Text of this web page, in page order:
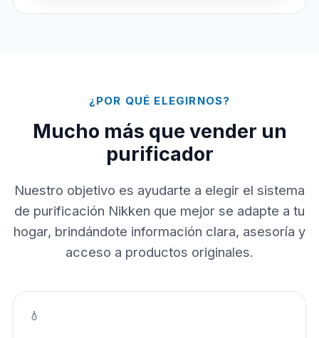
¿POR QUÉ ELEGIRNOS?
Mucho más que vender un
purificador
Nuestro objetivo es ayudarte a elegir el sistema
de purificación Nikken que mejor se adapte a tu
hogar, brindándote información clara, asesoría y
acceso a productos originales.
💧